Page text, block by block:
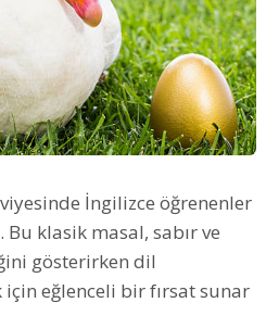
İngilizce öğrenenler
klasik masal, sabır ve
gösterirken dil
eğlenceli bir fırsat sunar